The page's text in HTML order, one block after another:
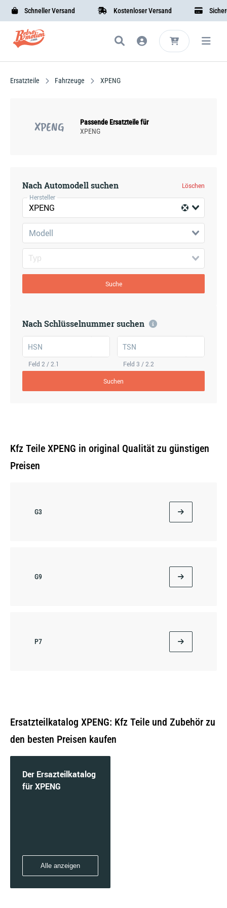
Schneller Versand Kostenloser Versand Sichere
Ersatzteile Fahrzeuge XPENG
XPENG
Passende Ersatzteile für
XPENG
Nach Automodell suchen
Löschen
Hersteller
XPENG
Modell
Suche
Nach Schlüsselnummer suchen
HSN
Feld 2 / 2.1
TSN
Feld 3 / 2.2
Suchen
Kfz Teile XPENG in original Qualität zu günstigen
Preisen
G3
G9
P7
Ersatzteilkatalog XPENG: Kfz Teile und Zubehör zu
den besten Preisen kaufen
Der Ersazteilkatalog
für XPENG
Alle anzeigen